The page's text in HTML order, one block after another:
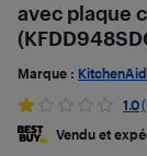
avec plaque
Marque : KitchenAid
1.0
Vendu et